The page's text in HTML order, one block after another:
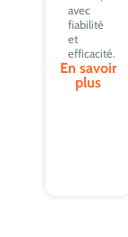
avec
fiabilité
et
efficacité.
En savoir
plus